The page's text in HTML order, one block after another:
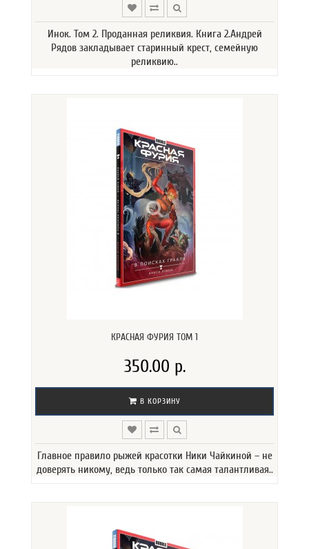
Инок. Том 2. Проданная реликвия. Книга 2.Андрей
Рядов закладывает старинный крест, семейную
реликвию..
КРАСНАЯ ФУРИЯ ТОМ 1
350.00 р.
В КОРЗИНУ
Главное правило рыжей красотки Ники Чайкиной – не
доверять никому, ведь только так самая талантливая..